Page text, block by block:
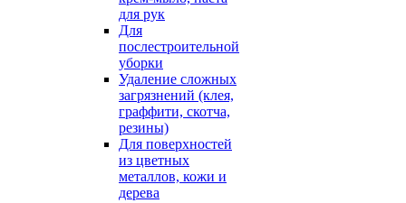
для рук
Для
послестроительной
уборки
Удаление сложных
загрязнений (клея,
граффити, скотча,
резины)
Для поверхностей
из цветных
металлов, кожи и
дерева